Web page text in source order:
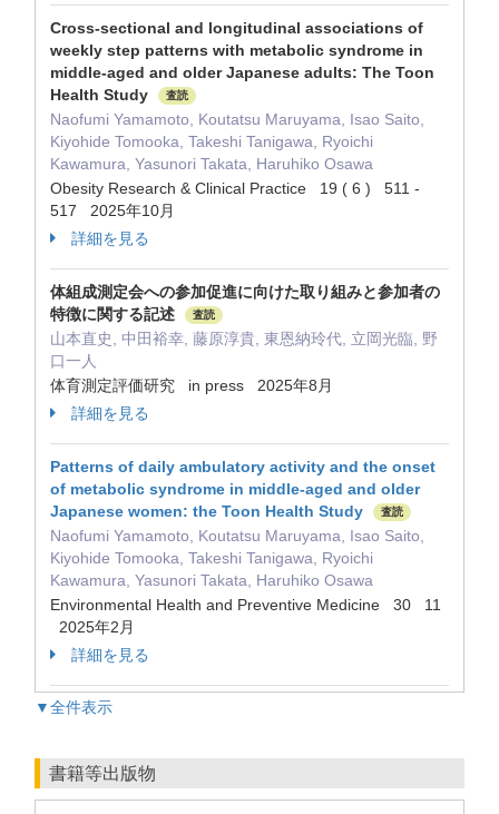
Cross-sectional and longitudinal associations of
weekly step patterns with metabolic syndrome in
middle-aged and older Japanese adults: The Toon
Health Study
査読
Naofumi Yamamoto, Koutatsu Maruyama, Isao Saito,
Kiyohide Tomooka, Takeshi Tanigawa, Ryoichi
Kawamura, Yasunori Takata, Haruhiko Osawa
Obesity Research & Clinical Practice 19 ( 6 ) 511 -
517 2025年10月
詳細を見る
体組成測定会への参加促進に向けた取り組みと参加者の
特徴に関する記述
査読
山本直史, 中田裕幸, 藤原淳貴, 東恩納玲代, 立岡光臨, 野
口一人
体育測定評価研究 in press 2025年8月
詳細を見る
Patterns of daily ambulatory activity and the onset
of metabolic syndrome in middle-aged and older
Japanese women: the Toon Health Study
査読
Naofumi Yamamoto, Koutatsu Maruyama, Isao Saito,
Kiyohide Tomooka, Takeshi Tanigawa, Ryoichi
Kawamura, Yasunori Takata, Haruhiko Osawa
Environmental Health and Preventive Medicine 30 11
2025年2月
詳細を見る
▼全件表示
書籍等出版物